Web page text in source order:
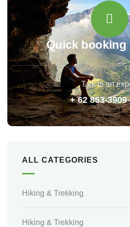
Quick booking
Talk to an
+ 62 853-
ALL CATEGORIES
Hiking & Trekking
Hiking & Trekking